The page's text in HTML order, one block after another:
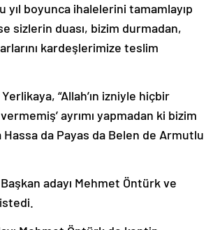
yıl boyunca ihalelerini tamamlayıp
sizlerin duası, bizim durmadan,
kardeşlerimize teslim
“Allah’ın izniyle hiçbir
ayrımı yapmadan ki bizim
da Payas da Belen de Armutlu
adayı Mehmet Öntürk ve